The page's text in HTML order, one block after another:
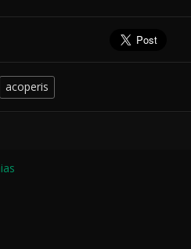
acoperis